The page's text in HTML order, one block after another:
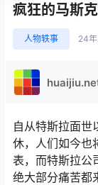
疯狂的马斯
人物轶事 24
自从特斯拉面世
休，人们如今也
表，而特斯拉公
绝大部分痛苦都